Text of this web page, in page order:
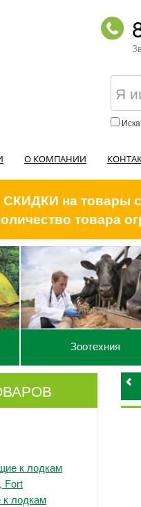
О КОМПАНИИ
на товары
товара
Зоотехния
к лодкам
Fort
лодкам